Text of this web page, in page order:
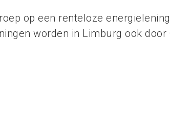
op een renteloze
worden in Limburg ook door